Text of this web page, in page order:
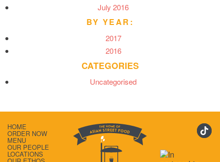
July 2016
BY YEAR:
2017
2016
CATEGORIES
Uncategorised
HOME
ORDER NOW
MENU
OUR PEOPLE
LOCATIONS